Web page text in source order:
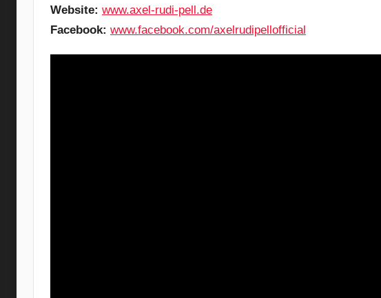
Website: www.axel-rudi-pell.de
Facebook: www.facebook.com/axelrudipellofficial